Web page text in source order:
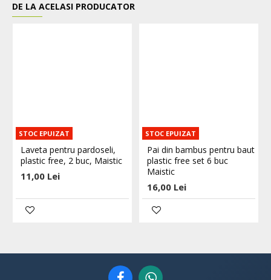
DE LA ACELASI PRODUCATOR
STOC EPUIZAT
Laveta pentru pardoseli,
plastic free, 2 buc, Maistic
11,00 Lei
STOC EPUIZAT
Pai din bambus pentru baut
plastic free set 6 buc
Maistic
16,00 Lei